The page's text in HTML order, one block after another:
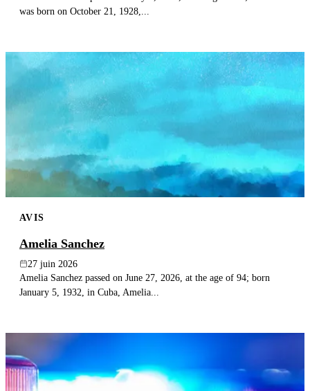
was born on October 21, 1928,...
AVIS
Amelia Sanchez
27 juin 2026
Amelia Sanchez passed on June 27, 2026, at the age of 94; born
January 5, 1932, in Cuba, Amelia...